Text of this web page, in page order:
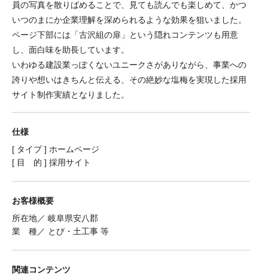
員の写真を散りばめることで、見ても読んでも楽しめて、かつ
いつのまにか企業理解を深められるような効果を狙いました。
ページ下部には「古沢組の扉」という隠れコンテンツも用意
し、面白味を助長しています。
いわゆる建設業っぽくないユニークさがありながら、事業への
誇りや想いはきちんと伝える、その絶妙な塩梅を実現した採用
サイト制作実績となりました。
仕様
[ タイプ ] ホームページ
[ 目 的 ] 採用サイト
お客様概要
所在地／ 岐阜県安八郡
業 種／ とび・土工事 等
関連コンテンツ